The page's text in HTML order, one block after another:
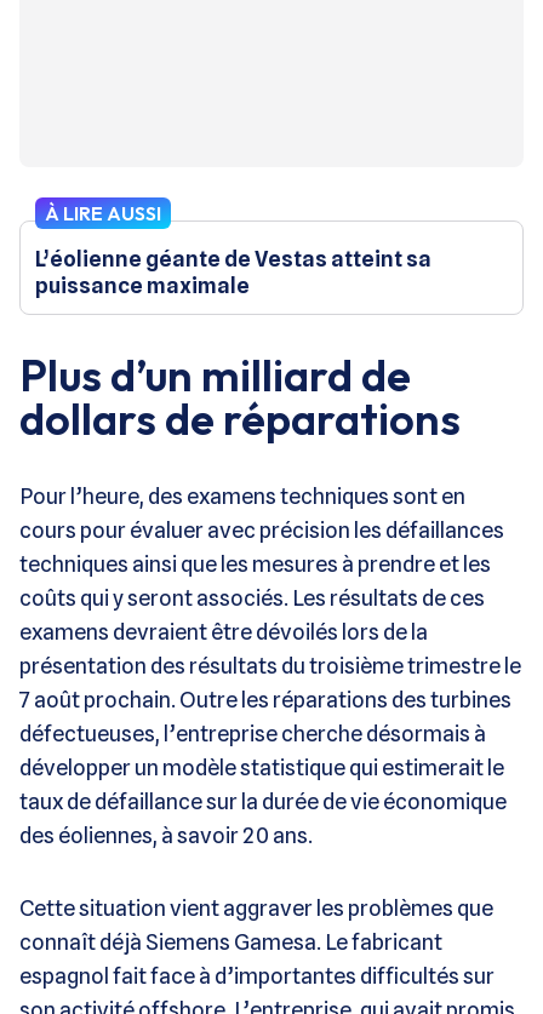
À LIRE AUSSI
L’éolienne géante de Vestas atteint sa
puissance maximale
Plus d’un milliard de
dollars de réparations
Pour l’heure, des examens techniques sont en
cours pour évaluer avec précision les défaillances
techniques ainsi que les mesures à prendre et les
coûts qui y seront associés. Les résultats de ces
examens devraient être dévoilés lors de la
présentation des résultats du troisième trimestre le
7 août prochain. Outre les réparations des turbines
défectueuses, l’entreprise cherche désormais à
développer un modèle statistique qui estimerait le
taux de défaillance sur la durée de vie économique
des éoliennes, à savoir 20 ans.
Cette situation vient aggraver les problèmes que
connaît déjà Siemens Gamesa. Le fabricant
espagnol fait face à d’importantes difficultés sur